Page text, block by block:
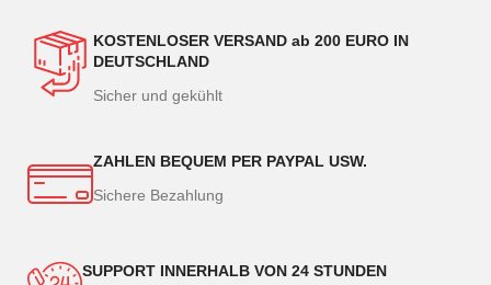
KOSTENLOSER VERSAND ab 200 EURO IN
DEUTSCHLAND
Sicher und gekühlt
ZAHLEN BEQUEM PER PAYPAL USW.
Sichere Bezahlung
SUPPORT INNERHALB VON 24 STUNDEN